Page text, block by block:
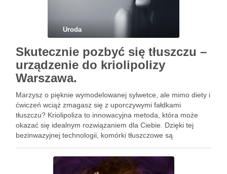
Uroda
Skutecznie pozbyć się tłuszczu –
urządzenie do kriolipolizy
Warszawa.
Marzysz o pięknie wymodelowanej sylwetce, ale mimo diety i
ćwiczeń wciąż zmagasz się z uporczywymi fałdkami
tłuszczu? Kriolipoliza to innowacyjna metoda, która może
okazać się idealnym rozwiązaniem dla Ciebie. Dzięki tej
bezinwazyjnej technologii, komórki tłuszczowe są
organizm. To nie tylko szybki sposób …